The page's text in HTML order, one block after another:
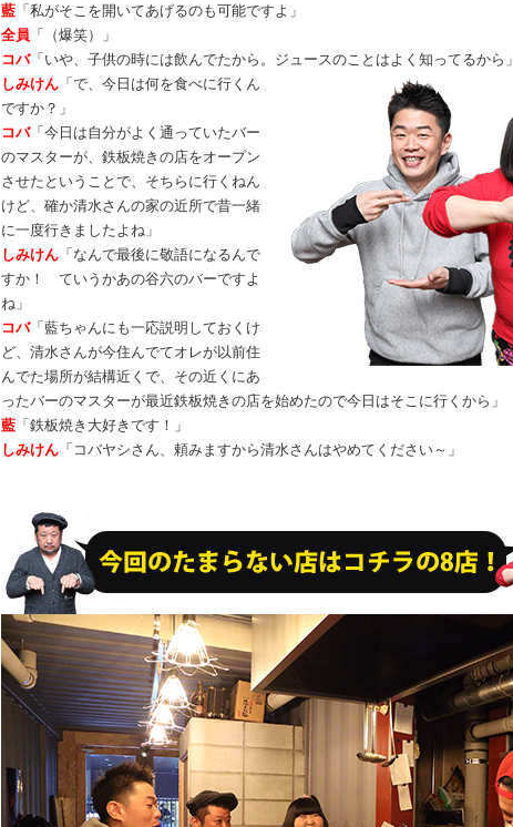
藍 「私がそこを開いてあげるのも可能ですよ」
全員 「（爆笑）」
コバ「いや、子供の時には飲んでたから。ジュースのことはよく知ってるから」
しみけん 「で、今日は何を食べに行くん
ですか？」
コバ「今日は自分がよく通っていたバー
のマスターが、鉄板焼きの店をオープン
させたということで、そちらに行くねん
けど、確か清水さんの家の近所で昔一緒
に一度行きましたよね」
しみけん 「なんで最後に敬語になるんで
すか！ ていうかあの谷六のバーですよ
ね」
コバ「藍ちゃんにも一応説明しておくけ
ど、清水さんが今住んでてオレが以前住
んでた場所が結構近くで、その近くにあ
ったバーのマスターが最近鉄板焼きの店を始めたので今日はそこに行くから」
藍 「鉄板焼き大好きです！」
しみけん 「コバヤシさん、頼みますから清水さんはやめてください～」